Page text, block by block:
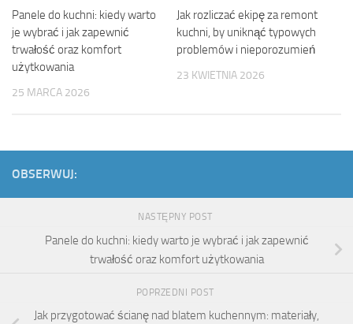
Panele do kuchni: kiedy warto
je wybrać i jak zapewnić
trwałość oraz komfort
użytkowania
25 MARCA 2026
Jak rozliczać ekipę za remont
kuchni, by uniknąć typowych
problemów i nieporozumień
23 KWIETNIA 2026
OBSERWUJ:
NASTĘPNY POST
Panele do kuchni: kiedy warto je wybrać i jak zapewnić
trwałość oraz komfort użytkowania
POPRZEDNI POST
Jak przygotować ścianę nad blatem kuchennym: materiały,